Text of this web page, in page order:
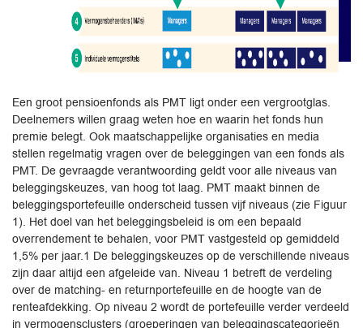
Een groot pensioenfonds als PMT ligt onder een vergrootglas.
Deelnemers willen graag weten hoe en waarin het fonds hun
premie belegt. Ook maatschappelijke organisaties en media
stellen regelmatig vragen over de beleggingen van een fonds als
PMT. De gevraagde verantwoording geldt voor alle niveaus van
beleggingskeuzes, van hoog tot laag. PMT maakt binnen de
beleggingsportefeuille onderscheid tussen vijf niveaus (zie Figuur
1). Het doel van het beleggingsbeleid is om een bepaald
overrendement te behalen, voor PMT vastgesteld op gemiddeld
1,5% per jaar.1 De beleggingskeuzes op de verschillende niveaus
zijn daar altijd een afgeleide van. Niveau 1 betreft de verdeling
over de matching- en returnportefeuille en de hoogte van de
renteafdekking. Op niveau 2 wordt de portefeuille verder verdeeld
in vermogensclusters (groeperingen van beleggingscategorieën